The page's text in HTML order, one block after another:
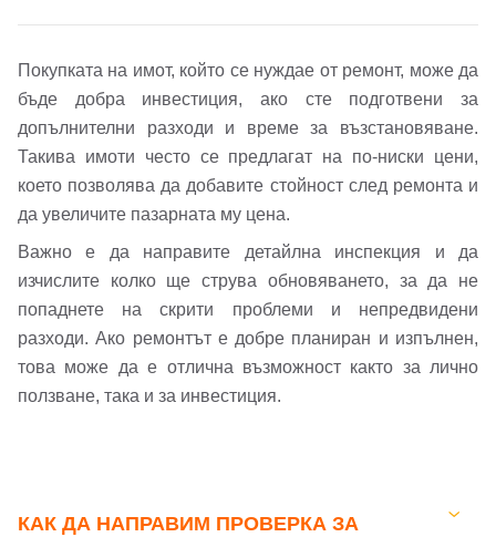
Покупката на имот, който се нуждае от ремонт, може да
бъде добра инвестиция, ако сте подготвени за
допълнителни разходи и време за възстановяване.
Такива имоти често се предлагат на по-ниски цени,
което позволява да добавите стойност след ремонта и
да увеличите пазарната му цена.
Важно е да направите детайлна инспекция и да
изчислите колко ще струва обновяването, за да не
попаднете на скрити проблеми и непредвидени
разходи. Ако ремонтът е добре планиран и изпълнен,
това може да е отлична възможност както за лично
ползване, така и за инвестиция.
КАК ДА НАПРАВИМ ПРОВЕРКА ЗА